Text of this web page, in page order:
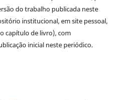
do trabalho publicada neste
institucional, em site pessoal,
capítulo de livro), com
inicial neste periódico.